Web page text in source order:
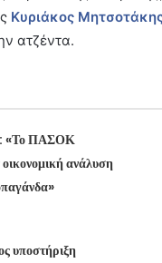
Κυριάκος
ατζέντα.
«Το ΠΑΣΟΚ
ανάλυση
υποστήριξη